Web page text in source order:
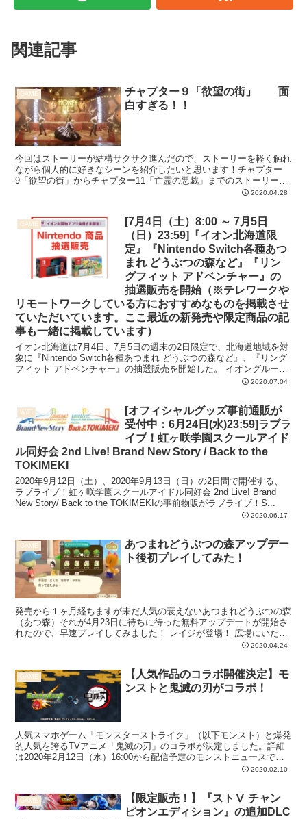
関連記事
GAME
チャプター９「欲望の街」 面
白すぎる！！
今回はストーリーが結構サクサク進んだので、ストーリーを軽く触れ
ながら個人的に好きなシーンを紹介したいと思います！チャプター
9「欲望の街」からチャプター11「亡霊の悪戯」までのストーリーで
す。ではではさっそく！ チャプター９「欲望の街」 前回...2020.04.28
GAME
[7月4日（土）8:00 ～ 7月5日
（日）23:59]『イオン北海道限
定』『Nintendo Switch各種あつ
まれ どうぶつの森など』『リン
グフィット アドベンチャー』の
抽選販売を開始（※テレワークや
リモートワークしている方におすすめなものを掲載させ
ていただいています。ここ最近の新発売や限定商品の記
事も一緒に掲載しています）
イオン北海道は7月4日、7月5日の週末の2日限定で、北海道地域を対
象に『Nintendo Switch各種あつまれ どうぶつの森など』、『リング
フィット アドベンチャー』の抽選販売を開始した。 イオングループ
2020.07.04
WiFi
[オフィシャルグッズ事前通販が
受付中：6月24日(水)23:59]ラブラ
イブ！虹ヶ咲学園スクールアイド
ル同好会 2nd Live! Brand New Story / Back to the
TOKIMEKI
2020年9月12日（土）、2020年9月13日（日）の2日間で開催する、
ラブライブ！虹ヶ咲学園スクールアイドル同好会 2nd Live! Brand
New Story/ Back to the TOKIMEKIの事前物販がラブライブ！S...
2020.06.17
GAME
あつまれどうぶつの森アップデー
ト後初プレイしてみた！
発売から１ヶ月経ちますが未だ人気の衰えないあつまれどうぶつの森
（あつ森）それが4月23日に待ちに待った無料アップデートが開始さ
れたので、早速プレイしてみました！ レイジが登場！ 広場にいたの
ですぐに見つけられました。ここではタヌキ商店では手... 2020.04.24
GAME
【人気作品のコラボ開催決定】モ
ンストと鬼滅の刃がコラボ！
人気スマホゲーム「モンスターストライク」（以下モンスト）と爆発
的人気を誇るTVアニメ「鬼滅の刃」のコラボが決定しました。詳細
は2020年2月12日（水）16:00から配信予定のモンストニュースで発
2020.02.10
GAME
【限定販売！】『ストⅤ チャン
ピオンエディション』の追加DLC